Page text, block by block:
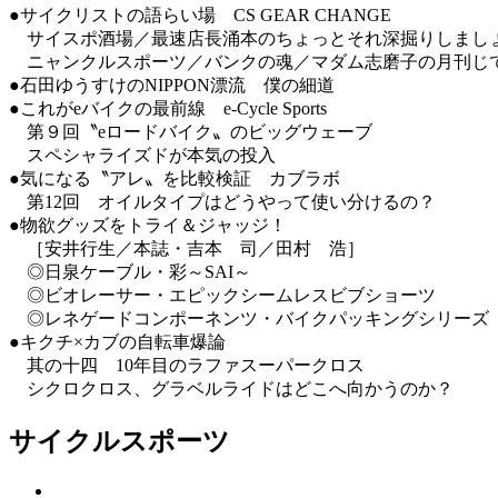
●サイクリストの語らい場 CS GEAR CHANGE
サイスポ酒場／最速店長涌本のちょっとそれ深掘りしまし
ニャンクルスポーツ／バンクの魂／マダム志磨子の月刊じ
●石田ゆうすけのNIPPON漂流 僕の細道
●これがeバイクの最前線 e-Cycle Sports
第９回〝eロードバイク〟のビッグウェーブ
スペシャライズドが本気の投入
●気になる〝アレ〟を比較検証 カブラボ
第12回 オイルタイプはどうやって使い分けるの？
●物欲グッズをトライ＆ジャッジ！
［安井行生／本誌・吉本 司／田村 浩］
◎日泉ケーブル・彩～SAI～
◎ビオレーサー・エピックシームレスビブショーツ
◎レネゲードコンポーネンツ・バイクパッキングシリーズ
●キクチ×カブの自転車爆論
其の十四 10年目のラファスーパークロス
シクロクロス、グラベルライドはどこへ向かうのか？
サイクルスポーツ